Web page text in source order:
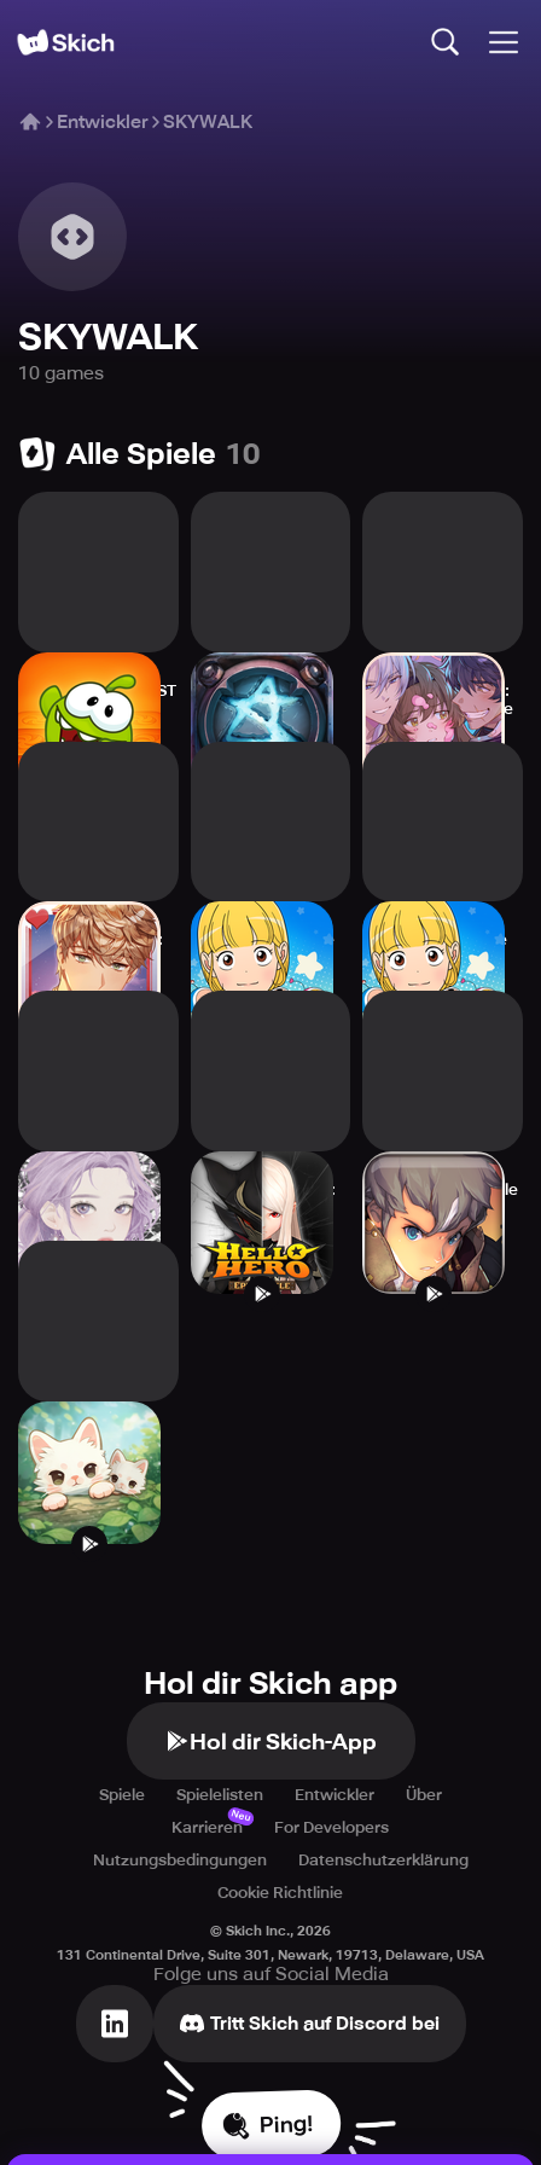
Entwickler SKYWALK
SKYWALK
10 games
Alle Spiele 10
Cut the Rope: BLAST Angel Stone RPG
Mayday Memory:
CHOICE SF Otome
Queens Number:
your choice
Yumi's Cells: The
Puzzle
Yumi's Cells: The
Puzzle
GIRL GLOBE
[RPG] Hello Hero:
Epic Battle
Lost Fantasy Puzzle
& Heroes
Window Meow
Hol dir Skich app
Hol dir Skich-App
Spiele Spielelisten Entwickler
Über
Karrieren
Neu
For Developers
Nutzungsbedingungen
Datenschutzerklärung
Cookie Richtlinie
© Skich Inc., 2026
131 Continental Drive, Suite 301, Newark, 19713, Delaware, USA
Folge uns auf Social Media
Tritt Skich auf Discord bei
Ping!